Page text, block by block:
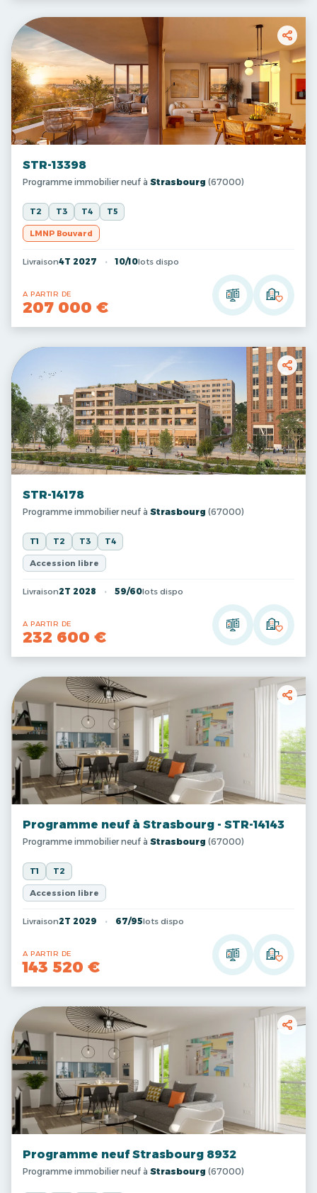
STR-13398
Programme immobilier neuf à Strasbourg (67000)
T2 T3 T4 T5
LMNP Bouvard
Livraison4T 2027 10/10lots dispo
A PARTIR DE
207 000 €
STR-14178
Programme immobilier neuf à Strasbourg (67000)
T1 T2 T3 T4
Accession libre
Livraison2T 2028 59/60lots dispo
A PARTIR DE
232 600 €
Programme neuf à Strasbourg - STR-14143
Programme immobilier neuf à Strasbourg (67000)
T1 T2
Accession libre
Livraison2T 2029 67/95lots dispo
A PARTIR DE
143 520 €
Programme neuf Strasbourg 8932
Programme immobilier neuf à Strasbourg (67000)